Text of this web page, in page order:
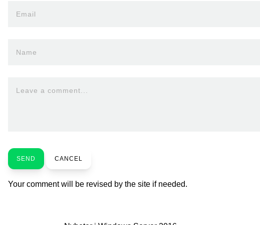
Email
Name
Leave a comment...
SEND CANCEL
Your comment will be revised by the site if needed.